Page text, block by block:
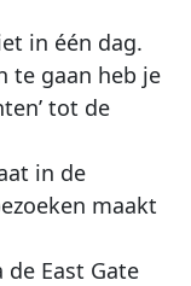
in één dag.
te gaan heb je
tot de
in de
maakt
East Gate